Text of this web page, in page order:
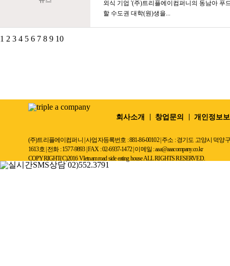
외식 기업 '(주)트리플에이컴퍼니의 동남아 푸
할 수도권 대학(원)생을...
1 2 3 4 5 6 7 8 9 10
회사소개 창업문의 개인정보
(주)트리플에이컴퍼니 | 사업자등록번호 : 881-86-00102 | 주소 : 경기도 고양시 덕
1613호 | 전화 : 1577-9893 | FAX : 02-6937-1472 | 이메일 : aaa@aaacompany.co.kr
COPYRIGHT(C)2016 VIetnam road side eating house ALL RIGHTS RESERVED.